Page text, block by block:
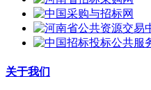
关于我们